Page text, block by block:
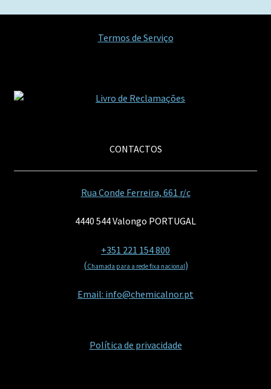
Termos de Serviço
CONTACTOS
Rua Conde Ferreira, 661 r/c
4440 544 Valongo PORTUGAL
+351 221 154 800
(Chamada para a rede fixa nacional)
Email: info@chemicalnor.pt
Política de privacidade